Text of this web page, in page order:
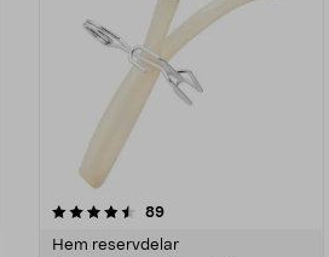
89recensioner
Hem reservdelar
4.5 av 5 stjärnor